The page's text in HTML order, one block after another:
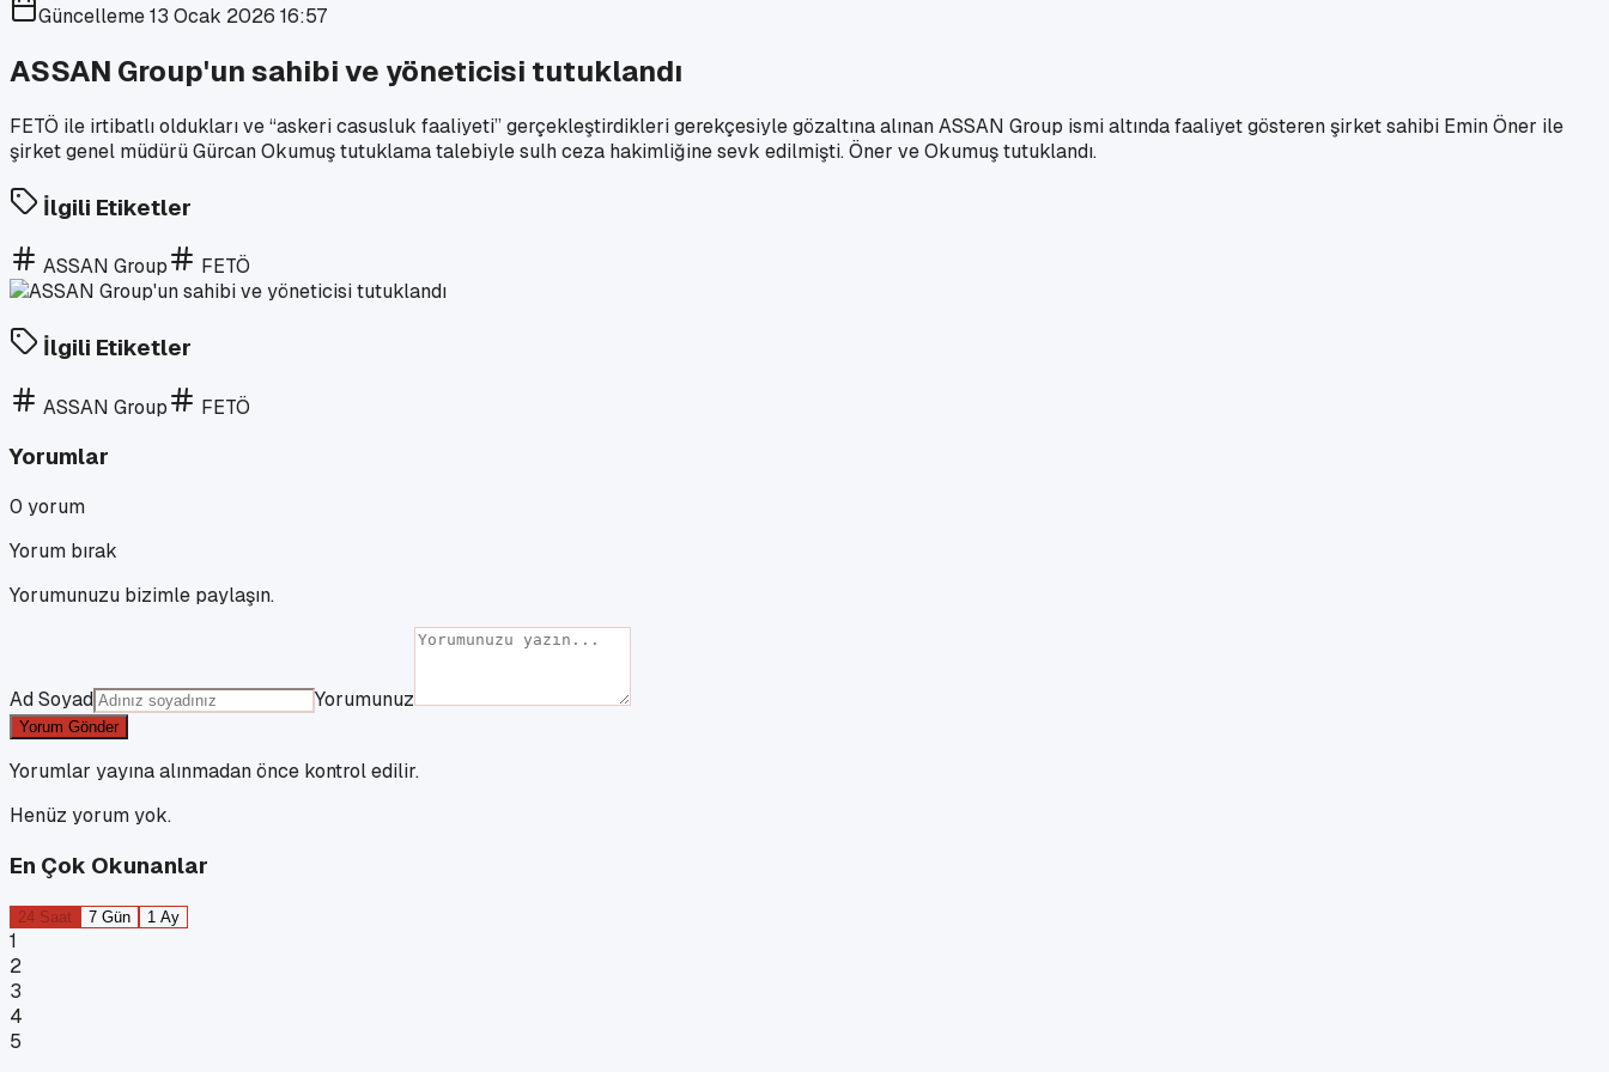
Güncelleme13 Ocak 2026 16:57
ASSAN Group'un sahibi ve yöneticisi tutuklandı
FETÖ ile irtibatlı oldukları ve “askeri casusluk faaliyeti” gerçekleştirdikleri gerekçesiyle gözaltına alınan ASSAN Group ismi altında faaliyet gösteren şirket sahibi Emin Öner ile
şirket genel müdürü Gürcan Okumuş tutuklama talebiyle sulh ceza hakimliğine sevk edilmişti. Öner ve Okumuş tutuklandı.
İlgili Etiketler
ASSAN Group FETÖ
İlgili Etiketler
ASSAN Group FETÖ
Yorumlar
0 yorum
Yorum bırak
Yorumunuzu bizimle paylaşın.
Ad Soyad Yorumunuz
Yorum Gönder
Yorumlar yayına alınmadan önce kontrol edilir.
Henüz yorum yok.
En Çok Okunanlar
24 Saat 7 Gün 1 Ay
1
2
3
4
5